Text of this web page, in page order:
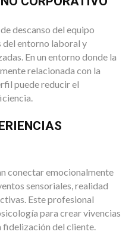
descanso del equipo
entorno laboral y
En un entorno donde la
relacionada con la
puede reducir el
conectar emocionalmente
sensoriales, realidad
Este profesional
para crear vivencias
fidelización del cliente.